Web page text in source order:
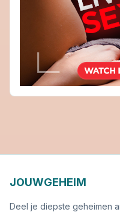
JOUWGEHEIM
Deel je diepste geheimen